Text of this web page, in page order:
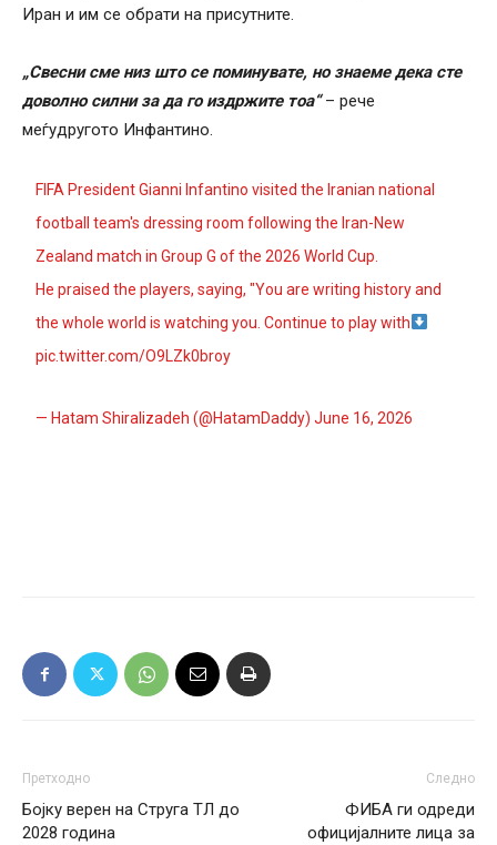
Иран и им се обрати на присутните.
„Свесни сме низ што се поминувате, но знаеме дека сте
доволно силни за да го издржите тоа“– рече
меѓудругото Инфантино.
FIFA President Gianni Infantino visited the Iranian national
football team's dressing room following the Iran-New
Zealand match in Group G of the 2026 World Cup.
He praised the players, saying, "You are writing history and
the whole world is watching you. Continue to play with
pic.twitter.com/O9LZk0broy
— Hatam Shiralizadeh (@HatamDaddy)June 16, 2026
Претходно
Бојку верен на Струга ТЛ до
2028 година
Следно
ФИБА ги одреди
официјалните лица за